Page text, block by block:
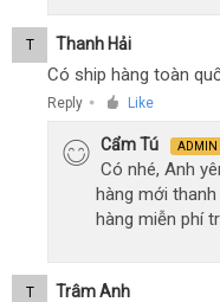
T Thanh Hải
Có ship hàng toàn
Reply ● Like
Cẩm Tú ADMIN
Có nhé, Anh
hàng mới
hàng miễn phí
T Trâm Anh